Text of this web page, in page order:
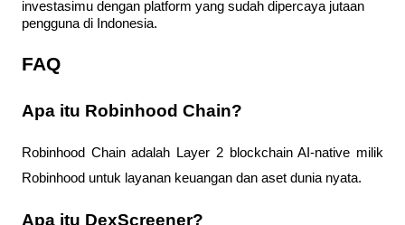
investasimu dengan platform yang sudah dipercaya jutaan
pengguna di Indonesia.
FAQ
Apa itu Robinhood Chain?
Robinhood Chain adalah Layer 2 blockchain AI-native milik
Robinhood untuk layanan keuangan dan aset dunia nyata.
Apa itu DexScreener?